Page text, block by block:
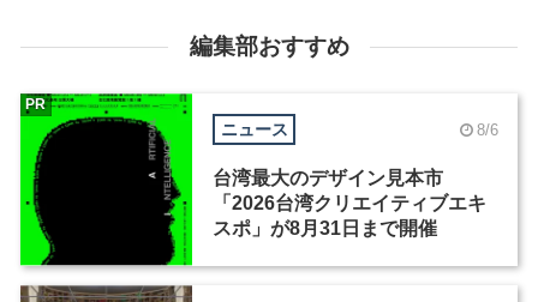
編集部おすすめ
ニュース 8/6
台湾最大のデザイン見本市
「2026台湾クリエイティブエキ
スポ」が8月31日まで開催
PR